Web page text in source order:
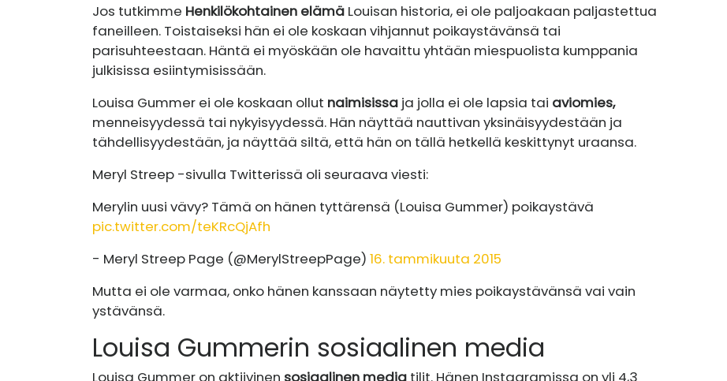
Jos tutkimme Henkilökohtainen elämä Louisan historia, ei ole paljoakaan paljastettua
faneilleen. Toistaiseksi hän ei ole koskaan vihjannut poikaystävänsä tai
parisuhteestaan. Häntä ei myöskään ole havaittu yhtään miespuolista kumppania
julkisissa esiintymisissään.
Louisa Gummer ei ole koskaan ollut naimisissa ja jolla ei ole lapsia tai aviomies,
menneisyydessä tai nykyisyydessä. Hän näyttää nauttivan yksinäisyydestään ja
tähdellisyydestään, ja näyttää siltä, ​​että hän on tällä hetkellä keskittynyt uraansa.
Meryl Streep -sivulla Twitterissä oli seuraava viesti:
Merylin uusi vävy? Tämä on hänen tyttärensä (Louisa Gummer) poikaystävä
pic.twitter.com/teKRcQjAfh
- Meryl Streep Page (@MerylStreepPage) 16. tammikuuta 2015
Mutta ei ole varmaa, onko hänen kanssaan näytetty mies poikaystävänsä vai vain
ystävänsä.
Louisa Gummerin sosiaalinen media
Louisa Gummer on aktiivinen sosiaalinen media tilit. Hänen Instagramissa on yli 4,3